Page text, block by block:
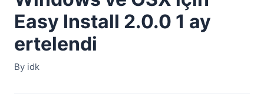
Easy Install 2.0.0 1 ay
ertelendi
By idk